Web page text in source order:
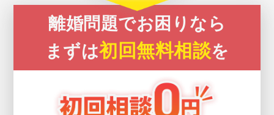
離婚問題でお困りなら
まずは初回無料相談を